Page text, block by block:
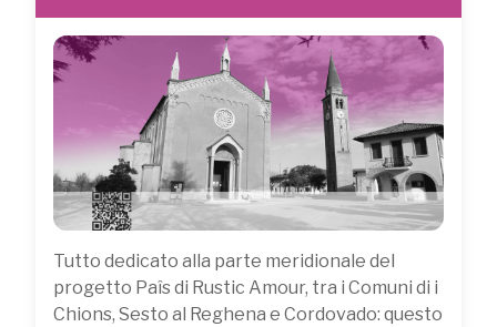
Tutto dedicato alla parte meridionale del
progetto Paîs di Rustic Amour, tra i Comuni di i
Chions, Sesto al Reghena e Cordovado: questo